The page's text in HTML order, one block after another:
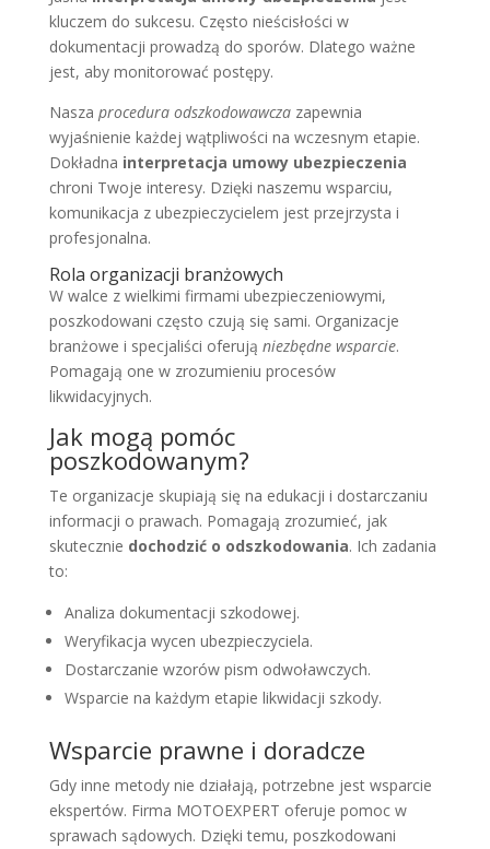
kluczem do sukcesu. Często nieścisłości w
dokumentacji prowadzą do sporów. Dlatego ważne
jest, aby monitorować postępy.
Nasza procedura odszkodowawczazapewnia
wyjaśnienie każdej wątpliwości na wczesnym etapie.
Dokładna interpretacja umowy ubezpieczenia
chroni Twoje interesy. Dzięki naszemu wsparciu,
komunikacja z ubezpieczycielem jest przejrzysta i
profesjonalna.
Rola organizacji branżowych
W walce z wielkimi firmami ubezpieczeniowymi,
poszkodowani często czują się sami. Organizacje
branżowe i specjaliści oferują niezbędne wsparcie.
Pomagają one w zrozumieniu procesów
likwidacyjnych.
Jak mogą pomóc
poszkodowanym?
Te organizacje skupiają się na edukacji i dostarczaniu
informacji o prawach. Pomagają zrozumieć, jak
skutecznie dochodzić o odszkodowania. Ich zadania
to:
Analiza dokumentacji szkodowej.
Weryfikacja wycen ubezpieczyciela.
Dostarczanie wzorów pism odwoławczych.
Wsparcie na każdym etapie likwidacji szkody.
Wsparcie prawne i doradcze
Gdy inne metody nie działają, potrzebne jest wsparcie
ekspertów. Firma MOTOEXPERT oferuje pomoc w
sprawach sądowych. Dzięki temu, poszkodowani